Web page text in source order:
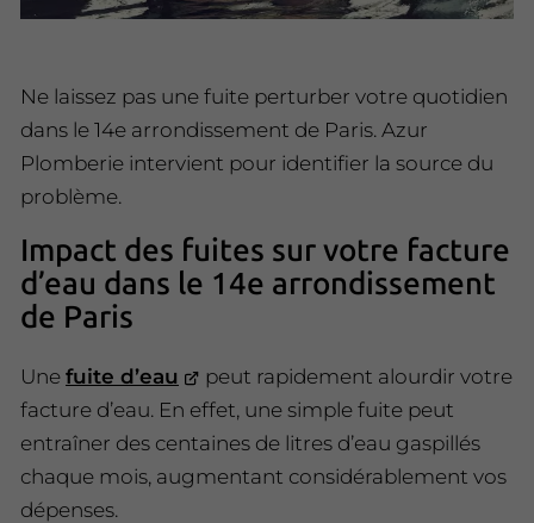
Ne laissez pas une fuite perturber votre quotidien
dans le 14e arrondissement de Paris. Azur
Plomberie intervient pour identifier la source du
problème.
Impact des fuites sur votre facture
d’eau dans le 14e arrondissement
de Paris
Une fuite d’eau
peut rapidement alourdir votre
facture d’eau. En effet, une simple fuite peut
entraîner des centaines de litres d’eau gaspillés
chaque mois, augmentant considérablement vos
dépenses.